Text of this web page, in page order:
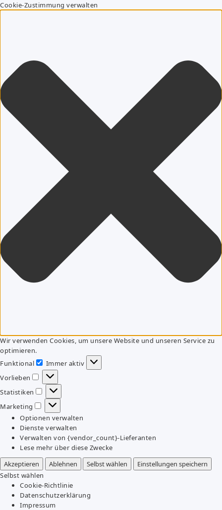
Cookie-Zustimmung verwalten
Wir verwenden Cookies, um unsere Website und unseren Service zu
optimieren.
Funktional
Funktional
Immer aktiv
Vorlieben
Vorlieben
Statistiken
Statistiken
Marketing
Marketing
Optionen verwalten
Dienste verwalten
Verwalten von {vendor_count}-Lieferanten
Lese mehr über diese Zwecke
Akzeptieren
Ablehnen Selbst wählen
Einstellungen speichern
Selbst wählen
Cookie-Richtlinie
Datenschutzerklärung
Impressum